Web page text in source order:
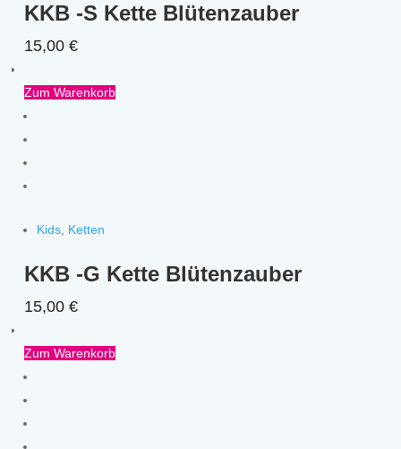
KKB -S Kette Blütenzauber
15,00€
Zum Warenkorb
Kids Ketten
KKB -G Kette Blütenzauber
15,00€
Zum Warenkorb